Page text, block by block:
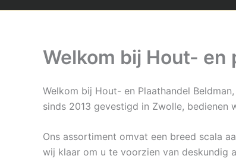
Welkom bij Hout- en
Welkom bij Hout- en Plaathandel
sinds 2013 gevestigd in Zwolle,
Ons assortiment omvat een breed scala
wij klaar om u te voorzien van deskundig